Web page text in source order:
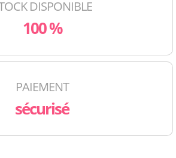
DISPONIBLE
100 %
PAIEMENT
sécurisé